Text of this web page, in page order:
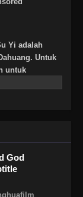
Yi adalah
Untuk
untuk
bahwa
murid inti
tingkat
lumpuh,
Rumah
God